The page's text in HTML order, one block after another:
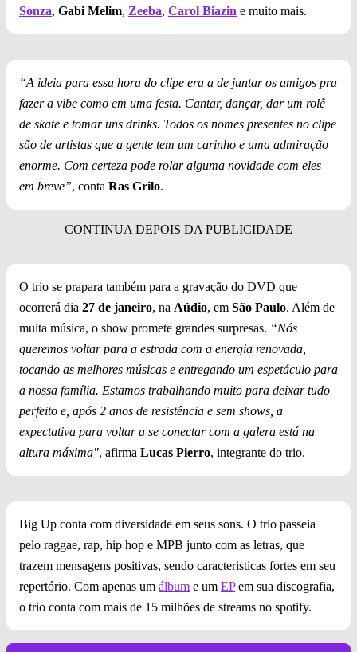
Sonza, Gabi Melim, Zeeba, Carol Biazin e muito mais.
“A ideia para essa hora do clipe era a de juntar os amigos pra
fazer a vibe como em uma festa. Cantar, dançar, dar um rolê
de skate e tomar uns drinks. Todos os nomes presentes no clipe
são de artistas que a gente tem um carinho e uma admiração
enorme. Com certeza pode rolar alguma novidade com eles
em breve”, conta Ras Grilo.
O trio se prapara também para a gravação do DVD que
ocorrerá dia 27 de janeiro, na Aúdio, em São Paulo. Além de
muita música, o show promete grandes surpresas. “Nós
queremos voltar para a estrada com a energia renovada,
tocando as melhores músicas e entregando um espetáculo para
a nossa família. Estamos trabalhando muito para deixar tudo
perfeito e, após 2 anos de resistência e sem shows, a
expectativa para voltar a se conectar com a galera está na
altura máxima", afirma Lucas Pierro, integrante do trio.
Big Up conta com diversidade em seus sons. O trio passeia
pelo raggae, rap, hip hop e MPB junto com as letras, que
trazem mensagens positivas, sendo caracteristicas fortes em seu
repertório. Com apenas um álbum e um EPem sua discografia,
o trio conta com mais de 15 milhões de streams no spotify.